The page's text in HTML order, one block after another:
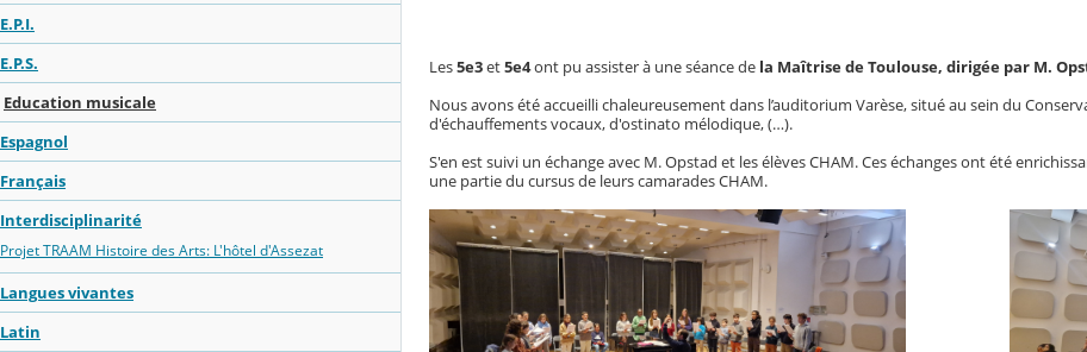
E.P.I.
E.P.S.
Education musicale
Espagnol
Français
Interdisciplinarité
Projet TRAAM Histoire des Arts: L'hôtel d'Assezat
Langues vivantes
Latin
Les5e3et5e4ont pu assister à une séance de la Maîtrise de Toulouse, dirigée par M.
Nous avons été accueilli chaleureusement dans l’auditorium Varèse, situé au sein du
d'échauffements vocaux, d'ostinato mélodique, (…).
S'en est suivi un échange avec M. Opstad et les élèves CHAM. Ces échanges ont été
une partie du cursus de leurs camarades CHAM.